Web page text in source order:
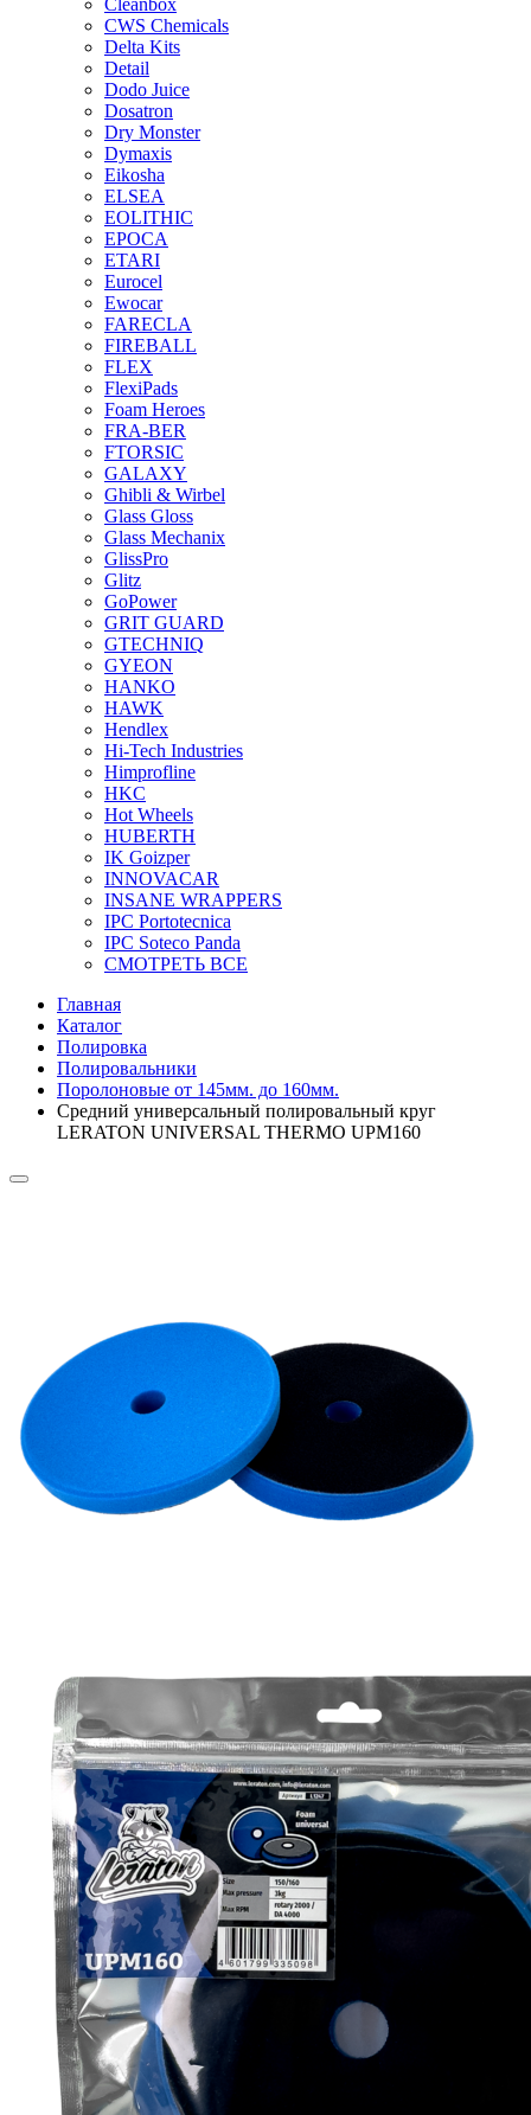
CWS Chemicals
Delta Kits
Detail
Dodo Juice
Dosatron
Dry Monster
Dymaxis
Eikosha
ELSEA
EOLITHIC
EPOCA
ETARI
Eurocel
Ewocar
FARECLA
FIREBALL
FLEX
FlexiPads
Foam Heroes
FRA-BER
FTORSIC
GALAXY
Ghibli & Wirbel
Glass Gloss
Glass Mechanix
GlissPro
Glitz
GoPower
GRIT GUARD
GTECHNIQ
GYEON
HANKO
HAWK
Hendlex
Hi-Tech Industries
Himprofline
HKC
Hot Wheels
HUBERTH
IK Goizper
INNOVACAR
INSANE WRAPPERS
IPC Portotecnica
IPC Soteco Panda
СМОТРЕТЬ ВСЕ
Главная
Каталог
Полировка
Полировальники
Поролоновые от 145мм. до 160мм.
Средний универсальный полировальный круг
LERATON UNIVERSAL THERMO UPM160